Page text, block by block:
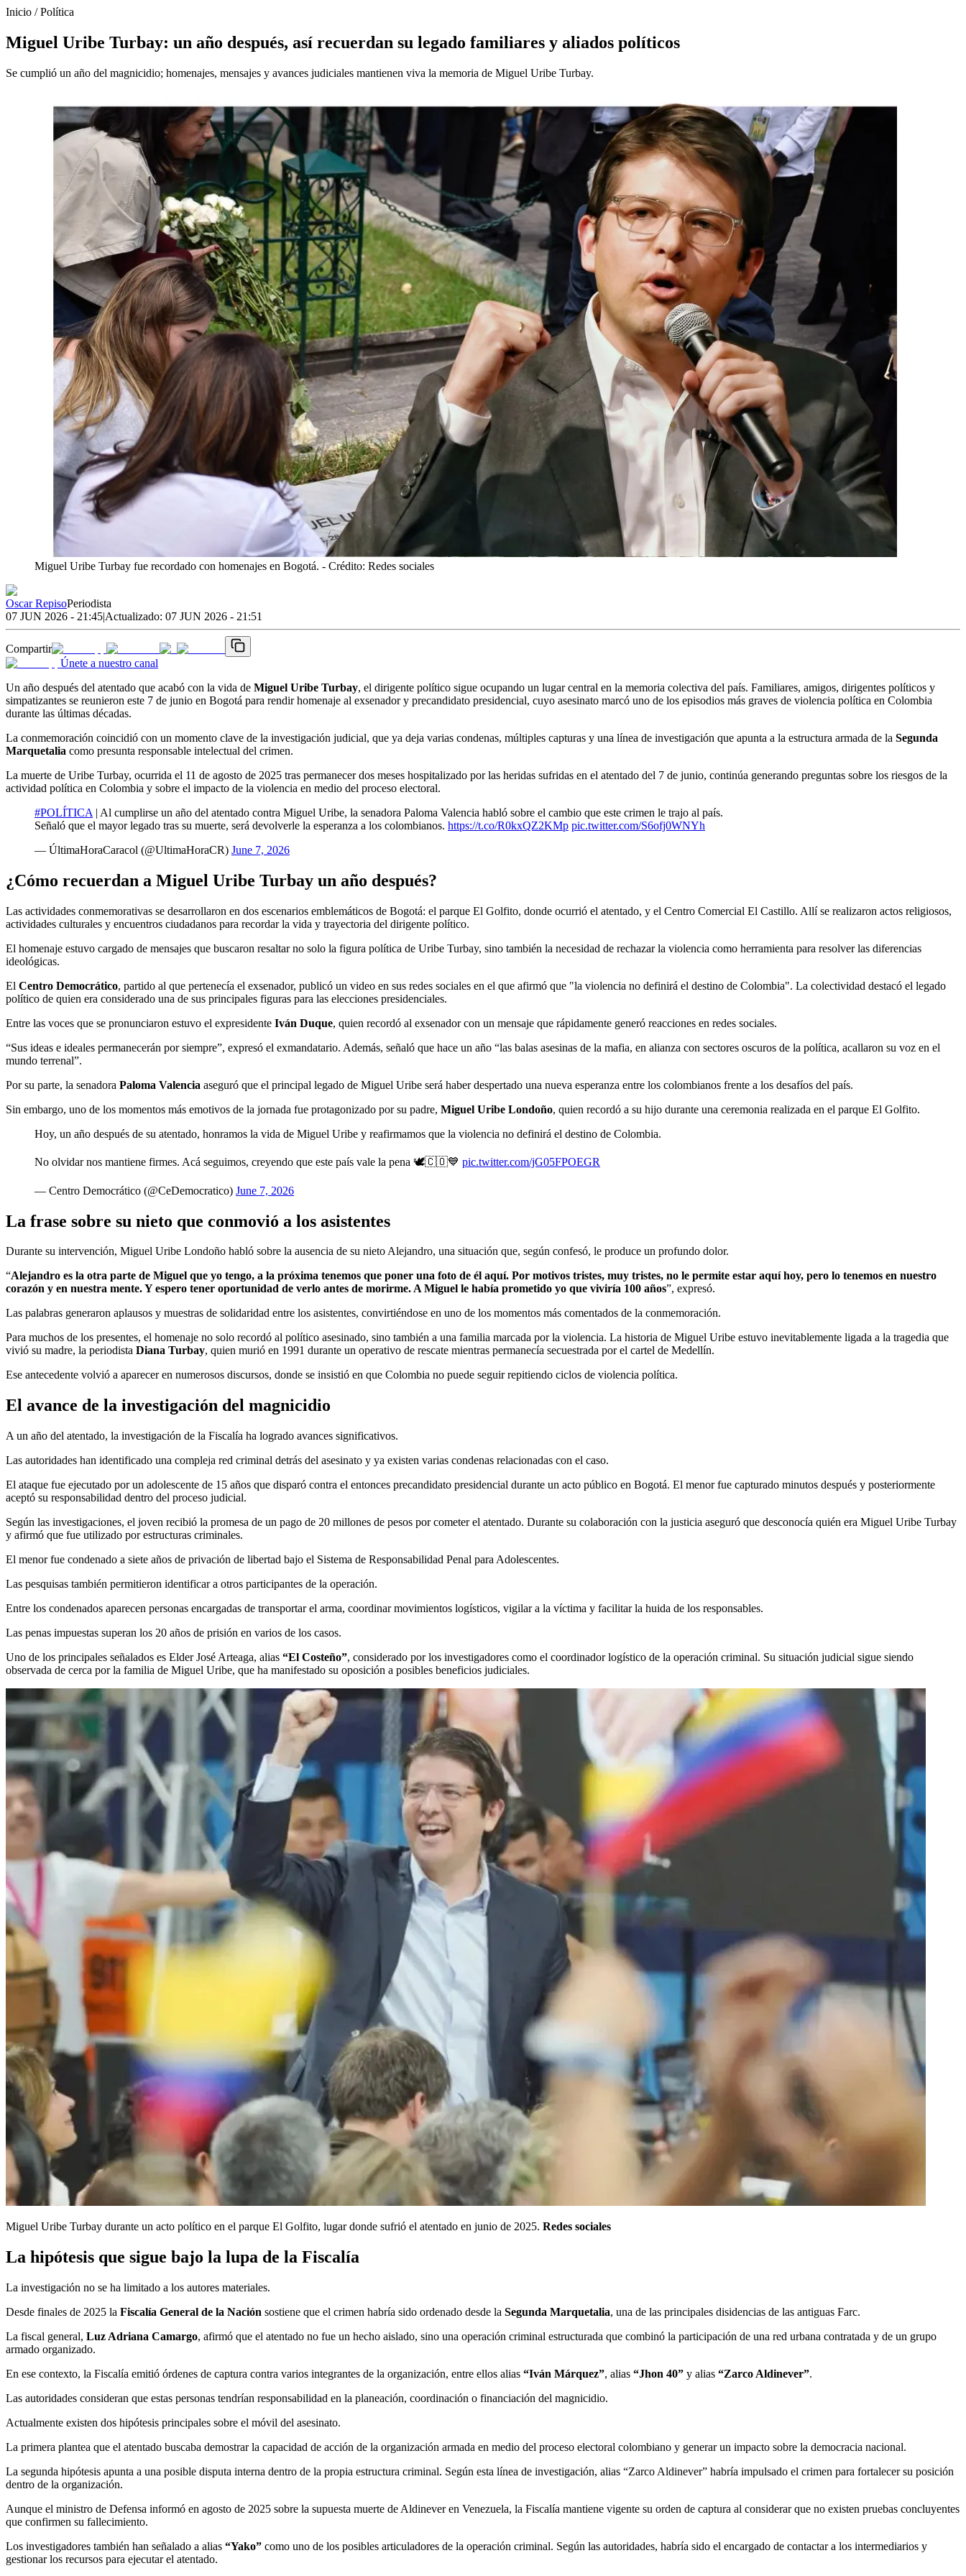
Inicio /Política
Miguel Uribe Turbay: un año después, así recuerdan su legado familiares y aliados políticos
Se cumplió un año del magnicidio; homenajes, mensajes y avances judiciales mantienen viva la memoria de Miguel Uribe Turbay.
Miguel Uribe Turbay fue recordado con homenajes en Bogotá. - Crédito: Redes sociales
Oscar RepisoPeriodista
07 JUN 2026 - 21:45|Actualizado: 07 JUN 2026 - 21:51
Compartir
Únete a nuestro canal
Un año después del atentado que acabó con la vida de Miguel Uribe Turbay, el dirigente político sigue ocupando un lugar central en la memoria colectiva del país. Familiares, amigos, dirigentes políticos y
simpatizantes se reunieron este 7 de junio en Bogotá para rendir homenaje al exsenador y precandidato presidencial, cuyo asesinato marcó uno de los episodios más graves de violencia política en Colombia
durante las últimas décadas.
La conmemoración coincidió con un momento clave de la investigación judicial, que ya deja varias condenas, múltiples capturas y una línea de investigación que apunta a la estructura armada de la Segunda
Marquetalia como presunta responsable intelectual del crimen.
La muerte de Uribe Turbay, ocurrida el 11 de agosto de 2025 tras permanecer dos meses hospitalizado por las heridas sufridas en el atentado del 7 de junio, continúa generando preguntas sobre los riesgos de la
actividad política en Colombia y sobre el impacto de la violencia en medio del proceso electoral.
#POLÍTICA | Al cumplirse un año del atentado contra Miguel Uribe, la senadora Paloma Valencia habló sobre el cambio que este crimen le trajo al país.
Señaló que el mayor legado tras su muerte, será devolverle la esperanza a los colombianos. https://t.co/R0kxQZ2KMp pic.twitter.com/S6ofj0WNYh
— ÚltimaHoraCaracol (@UltimaHoraCR) June 7, 2026
¿Cómo recuerdan a Miguel Uribe Turbay un año después?
Las actividades conmemorativas se desarrollaron en dos escenarios emblemáticos de Bogotá: el parque El Golfito, donde ocurrió el atentado, y el Centro Comercial El Castillo. Allí se realizaron actos religiosos,
actividades culturales y encuentros ciudadanos para recordar la vida y trayectoria del dirigente político.
El homenaje estuvo cargado de mensajes que buscaron resaltar no solo la figura política de Uribe Turbay, sino también la necesidad de rechazar la violencia como herramienta para resolver las diferencias
ideológicas.
El Centro Democrático, partido al que pertenecía el exsenador, publicó un video en sus redes sociales en el que afirmó que "la violencia no definirá el destino de Colombia". La colectividad destacó el legado
político de quien era considerado una de sus principales figuras para las elecciones presidenciales.
Entre las voces que se pronunciaron estuvo el expresidente Iván Duque, quien recordó al exsenador con un mensaje que rápidamente generó reacciones en redes sociales.
“Sus ideas e ideales permanecerán por siempre”, expresó el exmandatario. Además, señaló que hace un año “las balas asesinas de la mafia, en alianza con sectores oscuros de la política, acallaron su voz en el
mundo terrenal”.
Por su parte, la senadora Paloma Valencia aseguró que el principal legado de Miguel Uribe será haber despertado una nueva esperanza entre los colombianos frente a los desafíos del país.
Sin embargo, uno de los momentos más emotivos de la jornada fue protagonizado por su padre, Miguel Uribe Londoño, quien recordó a su hijo durante una ceremonia realizada en el parque El Golfito.
Hoy, un año después de su atentado, honramos la vida de Miguel Uribe y reafirmamos que la violencia no definirá el destino de Colombia.
No olvidar nos mantiene firmes. Acá seguimos, creyendo que este país vale la pena 🕊️🇨🇴💙 pic.twitter.com/jG05FPOEGR
— Centro Democrático (@CeDemocratico) June 7, 2026
La frase sobre su nieto que conmovió a los asistentes
Durante su intervención, Miguel Uribe Londoño habló sobre la ausencia de su nieto Alejandro, una situación que, según confesó, le produce un profundo dolor.
“Alejandro es la otra parte de Miguel que yo tengo, a la próxima tenemos que poner una foto de él aquí. Por motivos tristes, muy tristes, no le permite estar aquí hoy, pero lo tenemos en nuestro
corazón y en nuestra mente. Y espero tener oportunidad de verlo antes de morirme. A Miguel le había prometido yo que viviría 100 años”, expresó.
Las palabras generaron aplausos y muestras de solidaridad entre los asistentes, convirtiéndose en uno de los momentos más comentados de la conmemoración.
Para muchos de los presentes, el homenaje no solo recordó al político asesinado, sino también a una familia marcada por la violencia. La historia de Miguel Uribe estuvo inevitablemente ligada a la tragedia que
vivió su madre, la periodista Diana Turbay, quien murió en 1991 durante un operativo de rescate mientras permanecía secuestrada por el cartel de Medellín.
Ese antecedente volvió a aparecer en numerosos discursos, donde se insistió en que Colombia no puede seguir repitiendo ciclos de violencia política.
El avance de la investigación del magnicidio
A un año del atentado, la investigación de la Fiscalía ha logrado avances significativos.
Las autoridades han identificado una compleja red criminal detrás del asesinato y ya existen varias condenas relacionadas con el caso.
El ataque fue ejecutado por un adolescente de 15 años que disparó contra el entonces precandidato presidencial durante un acto público en Bogotá. El menor fue capturado minutos después y posteriormente
aceptó su responsabilidad dentro del proceso judicial.
Según las investigaciones, el joven recibió la promesa de un pago de 20 millones de pesos por cometer el atentado. Durante su colaboración con la justicia aseguró que desconocía quién era Miguel Uribe Turbay
y afirmó que fue utilizado por estructuras criminales.
El menor fue condenado a siete años de privación de libertad bajo el Sistema de Responsabilidad Penal para Adolescentes.
Las pesquisas también permitieron identificar a otros participantes de la operación.
Entre los condenados aparecen personas encargadas de transportar el arma, coordinar movimientos logísticos, vigilar a la víctima y facilitar la huida de los responsables.
Las penas impuestas superan los 20 años de prisión en varios de los casos.
Uno de los principales señalados es Elder José Arteaga, alias “El Costeño”, considerado por los investigadores como el coordinador logístico de la operación criminal. Su situación judicial sigue siendo
observada de cerca por la familia de Miguel Uribe, que ha manifestado su oposición a posibles beneficios judiciales.
Miguel Uribe Turbay durante un acto político en el parque El Golfito, lugar donde sufrió el atentado en junio de 2025. Redes sociales
La hipótesis que sigue bajo la lupa de la Fiscalía
La investigación no se ha limitado a los autores materiales.
Desde finales de 2025 la Fiscalía General de la Nación sostiene que el crimen habría sido ordenado desde la Segunda Marquetalia, una de las principales disidencias de las antiguas Farc.
La fiscal general, Luz Adriana Camargo, afirmó que el atentado no fue un hecho aislado, sino una operación criminal estructurada que combinó la participación de una red urbana contratada y de un grupo
armado organizado.
En ese contexto, la Fiscalía emitió órdenes de captura contra varios integrantes de la organización, entre ellos alias “Iván Márquez”, alias “Jhon 40” y alias “Zarco Aldinever”.
Las autoridades consideran que estas personas tendrían responsabilidad en la planeación, coordinación o financiación del magnicidio.
Actualmente existen dos hipótesis principales sobre el móvil del asesinato.
La primera plantea que el atentado buscaba demostrar la capacidad de acción de la organización armada en medio del proceso electoral colombiano y generar un impacto sobre la democracia nacional.
La segunda hipótesis apunta a una posible disputa interna dentro de la propia estructura criminal. Según esta línea de investigación, alias “Zarco Aldinever” habría impulsado el crimen para fortalecer su posición
dentro de la organización.
Aunque el ministro de Defensa informó en agosto de 2025 sobre la supuesta muerte de Aldinever en Venezuela, la Fiscalía mantiene vigente su orden de captura al considerar que no existen pruebas concluyentes
que confirmen su fallecimiento.
Los investigadores también han señalado a alias “Yako” como uno de los posibles articuladores de la operación criminal. Según las autoridades, habría sido el encargado de contactar a los intermediarios y
gestionar los recursos para ejecutar el atentado.